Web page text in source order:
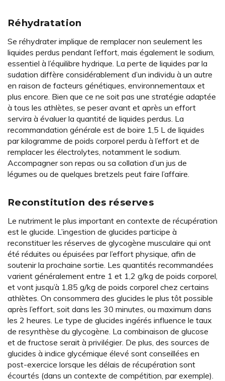
Réhydratation
Se réhydrater implique de remplacer non seulement les
liquides perdus pendant l’effort, mais également le sodium,
essentiel à l’équilibre hydrique. La perte de liquides par la
sudation diffère considérablement d’un individu à un autre
en raison de facteurs génétiques, environnementaux et
plus encore. Bien que ce ne soit pas une stratégie adaptée
à tous les athlètes, se peser avant et après un effort
servira à évaluer la quantité de liquides perdus. La
recommandation générale est de boire 1,5 L de liquides
par kilogramme de poids corporel perdu à l’effort et de
remplacer les électrolytes, notamment le sodium.
Accompagner son repas ou sa collation d’un jus de
légumes ou de quelques bretzels peut faire l’affaire.
Reconstitution des réserves
Le nutriment le plus important en contexte de récupération
est le glucide. L’ingestion de glucides participe à
reconstituer les réserves de glycogène musculaire qui ont
été réduites ou épuisées par l’effort physique, afin de
soutenir la prochaine sortie. Les quantités recommandées
varient généralement entre 1 et 1,2 g/kg de poids corporel,
et vont jusqu’à 1,85 g/kg de poids corporel chez certains
athlètes. On consommera des glucides le plus tôt possible
après l’effort, soit dans les 30 minutes, ou maximum dans
les 2 heures. Le type de glucides ingérés influence le taux
de resynthèse du glycogène. La combinaison de glucose
et de fructose serait à privilégier. De plus, des sources de
glucides à indice glycémique élevé sont conseillées en
post-exercice lorsque les délais de récupération sont
écourtés (dans un contexte de compétition, par exemple).